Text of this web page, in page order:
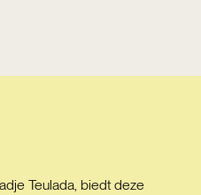
Teulada, biedt deze